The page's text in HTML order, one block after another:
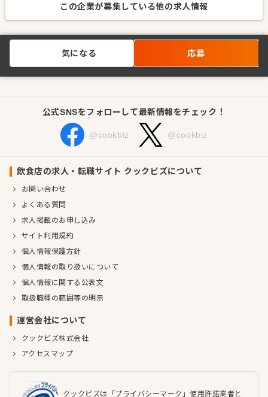
この企業が募集している他の求人情報
気になる 応募
公式SNSをフォローして最新情報をチェック！
@cookbiz @cookbiz
飲食店の求人・転職サイト クックビズについて
お問い合わせ
よくある質問
求人掲載のお申し込み
サイト利用規約
個人情報保護方針
個人情報の取り扱いについて
個人情報に関する公表文
取扱職種の範囲等の明示
運営会社について
クックビズ株式会社
アクセスマップ
クックビズは「プライバシーマーク」使用許諾業者と